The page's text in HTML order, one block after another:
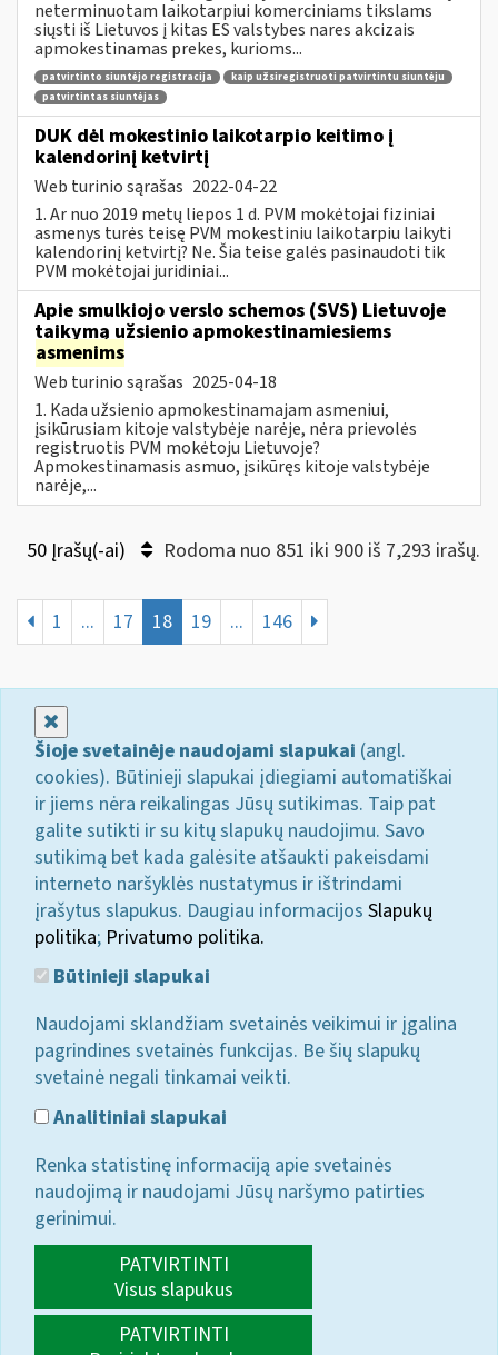
neterminuotam laikotarpiui komerciniams tikslams
siųsti iš Lietuvos į kitas ES valstybes nares akcizais
apmokestinamas prekes, kurioms...
patvirtinto siuntėjo registracija
kaip užsiregistruoti patvirtintu siuntėju
patvirtintas siuntėjas
DUK dėl mokestinio laikotarpio keitimo į
kalendorinį ketvirtį
Web turinio sąrašas 2022-04-22
1. Ar nuo 2019 metų liepos 1 d. PVM mokėtojai fiziniai
asmenys turės teisę PVM mokestiniu laikotarpiu laikyti
kalendorinį ketvirtį? Ne. Šia teise galės pasinaudoti tik
PVM mokėtojai juridiniai...
Apie smulkiojo verslo schemos (SVS) Lietuvoje
taikymą užsienio apmokestinamiesiems
asmenims
Web turinio sąrašas 2025-04-18
1. Kada užsienio apmokestinamajam asmeniui,
įsikūrusiam kitoje valstybėje narėje, nėra prievolės
registruotis PVM mokėtoju Lietuvoje?
Apmokestinamasis asmuo, įsikūręs kitoje valstybėje
narėje,...
50 Įrašų(-ai) Rodoma nuo 851 iki 900 iš 7,293 irašų.
1 ... 17 18 19 ... 146
Šioje svetainėje naudojami slapukai (angl.
cookies). Būtinieji slapukai įdiegiami automatiškai
ir jiems nėra reikalingas Jūsų sutikimas. Taip pat
galite sutikti ir su kitų slapukų naudojimu. Savo
sutikimą bet kada galėsite atšaukti pakeisdami
interneto naršyklės nustatymus ir ištrindami
įrašytus slapukus. Daugiau informacijos Slapukų
politika; Privatumo politika.
Būtinieji slapukai
Naudojami sklandžiam svetainės veikimui ir įgalina
pagrindines svetainės funkcijas. Be šių slapukų
svetainė negali tinkamai veikti.
Analitiniai slapukai
Renka statistinę informaciją apie svetainės
naudojimą ir naudojami Jūsų naršymo patirties
gerinimui.
PATVIRTINTI
Visus slapukus
PATVIRTINTI